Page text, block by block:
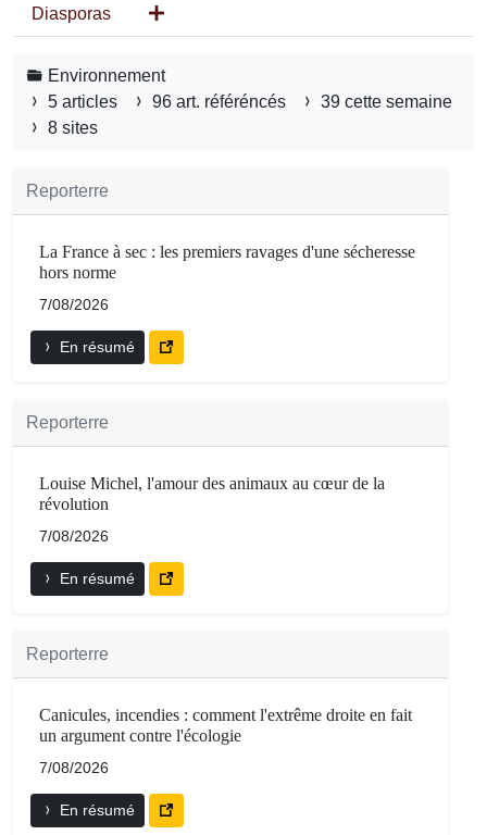
Diasporas
Environnement
5 articles
96 art. référéncés
39 cette semaine
8 sites
Reporterre
La France à sec : les premiers ravages d'une sécheresse
hors norme
7/08/2026
En résumé
Reporterre
Louise Michel, l'amour des animaux au cœur de la
révolution
7/08/2026
En résumé
Reporterre
Canicules, incendies : comment l'extrême droite en fait
un argument contre l'écologie
7/08/2026
En résumé